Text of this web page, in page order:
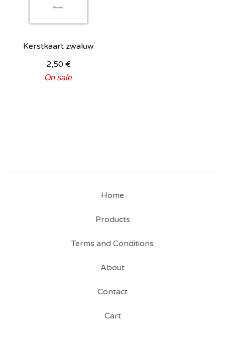
Kerstkaart zwaluw
2,50 €
On sale
Home
Products
Terms and Conditions
About
Contact
Cart